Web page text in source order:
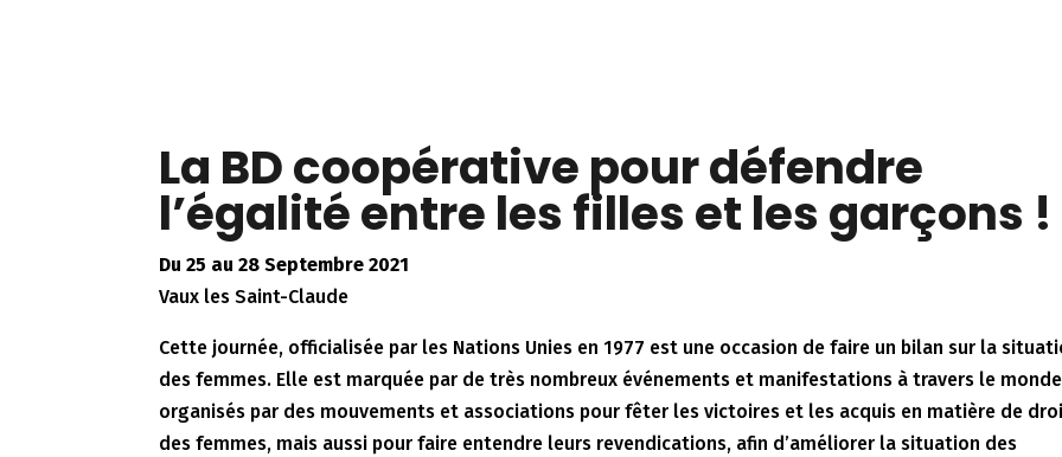
La BD coopérative pour défendre
l’égalité entre les filles et les garçons !
Du 25 au 28 Septembre 2021
Vaux les Saint-Claude
Cette journée, officialisée par les Nations Unies en 1977 est une occasion de faire un bilan sur la
des femmes. Elle est marquée par de très nombreux événements et manifestations à travers le monde
organisés par des mouvements et associations pour fêter les victoires et les acquis en matière de
des femmes, mais aussi pour faire entendre leurs revendications, afin d’améliorer la situation des